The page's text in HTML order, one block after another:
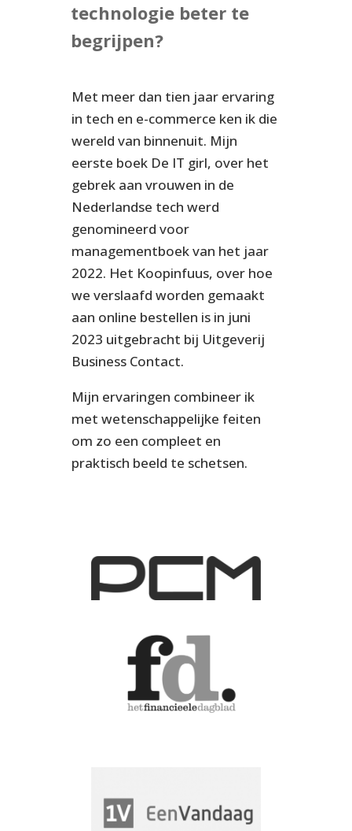
technologie beter te
begrijpen?
Met meer dan tien jaar ervaring
in tech en e-commerce ken ik die
wereld van binnenuit. Mijn
eerste boek De IT girl, over het
gebrek aan vrouwen in de
Nederlandse tech werd
genomineerd voor
managementboek van het jaar
2022. Het Koopinfuus, over hoe
we verslaafd worden gemaakt
aan online bestellen is in juni
2023 uitgebracht bij Uitgeverij
Business Contact.
Mijn ervaringen combineer ik
met wetenschappelijke feiten
om zo een compleet en
praktisch beeld te schetsen.